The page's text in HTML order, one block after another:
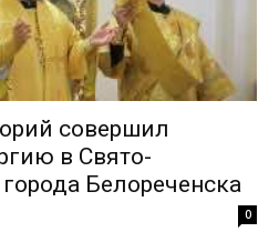
совершил
в Свято-
Белореченска
0